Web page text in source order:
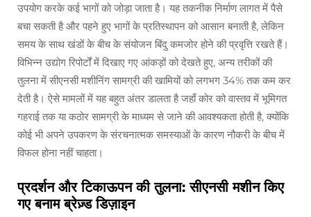
उपयोग करके कई भागों को जोड़ा जाता है। यह तकनीक निर्माण लागत में पैसे
बचा सकती है और पहने हुए भागों के प्रतिस्थापन को आसान बनाती है, लेकिन
समय के साथ खंडों के बीच के संयोजन बिंदु कमजोर होने की प्रवृत्ति रखते हैं।
विभिन्न उद्योग रिपोर्टों में दिखाए गए आंकड़ों को देखते हुए, अन्य तरीकों की
तुलना में सीएनसी मशीनिंग सामग्री की खामियों को लगभग 34% तक कम कर
देती है। ऐसे मामलों में यह बहुत अंतर डालता है जहाँ कोर को वास्तव में भूमिगत
गहराई तक या कठोर सामग्री के माध्यम से जाने की आवश्यकता होती है, क्योंकि
कोई भी अपने उपकरण के संरचनात्मक समस्याओं के कारण नौकरी के बीच में
विफल होना नहीं चाहता।
प्रदर्शन और टिकाऊपन की तुलना: सीएनसी मशीन किए
गए बनाम ब्रेज़्ड डिज़ाइन